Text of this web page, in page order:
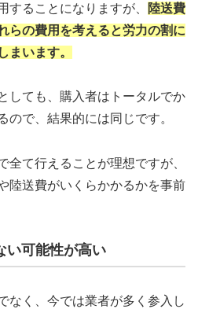
することになりますが、
陸送費
らの費用を考えると労力の割に
まいます。
しても、購入者はトータルでか
ので、結果的には同じです。
全て行えることが理想ですが、
陸送費がいくらかかるかを事前
い可能性が高い
なく、今では業者が多く参入し